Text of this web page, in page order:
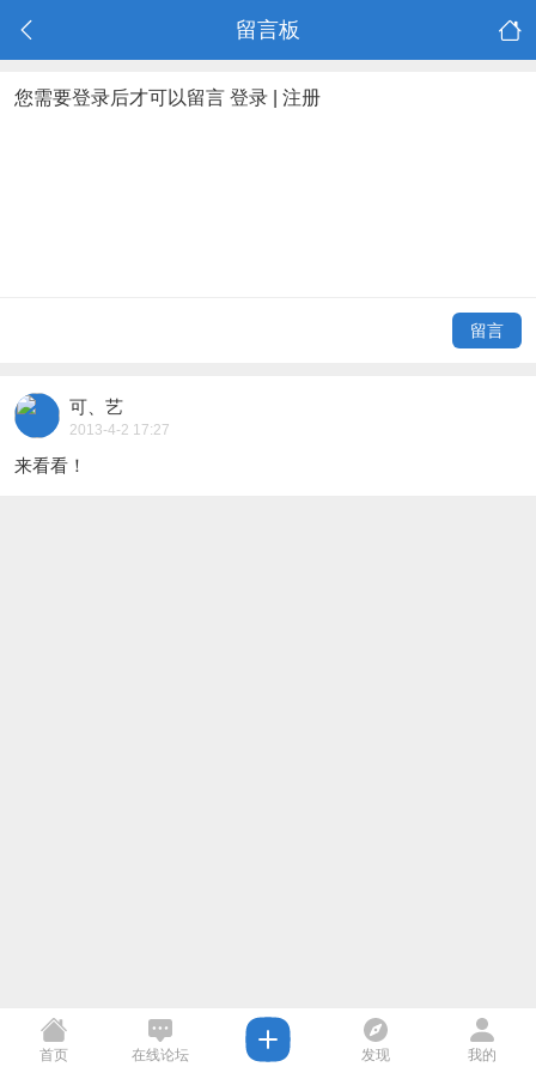
留言板
您需要登录后才可以留言 登录 注册
留言
可、艺
2013-4-2 17:27
来看看！
首页 在线论坛 发现 我的